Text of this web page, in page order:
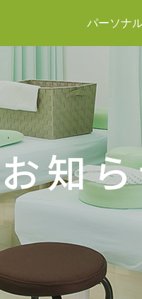
パーソナ
お知